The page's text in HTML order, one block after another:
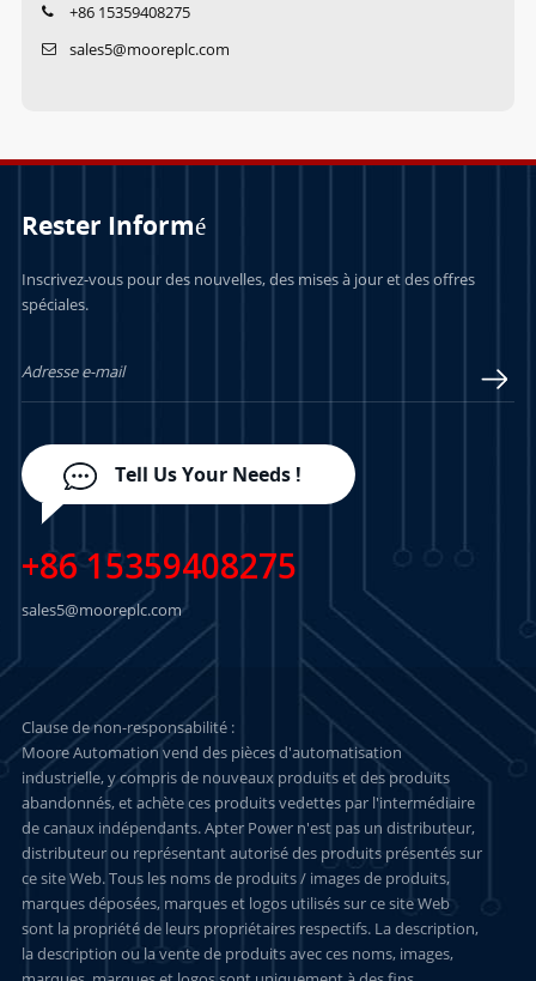
+86 15359408275
sales5@mooreplc.com
Rester Informé
Inscrivez-vous pour des nouvelles, des mises à jour et des offres
spéciales.
Tell Us Your Needs !
+86 15359408275
sales5@mooreplc.com
Clause de non-responsabilité :
Moore Automation vend des pièces d'automatisation
industrielle, y compris de nouveaux produits et des produits
abandonnés, et achète ces produits vedettes par l'intermédiaire
de canaux indépendants. Apter Power n'est pas un distributeur,
distributeur ou représentant autorisé des produits présentés sur
ce site Web. Tous les noms de produits / images de produits,
marques déposées, marques et logos utilisés sur ce site Web
sont la propriété de leurs propriétaires respectifs. La description,
la description ou la vente de produits avec ces noms, images,